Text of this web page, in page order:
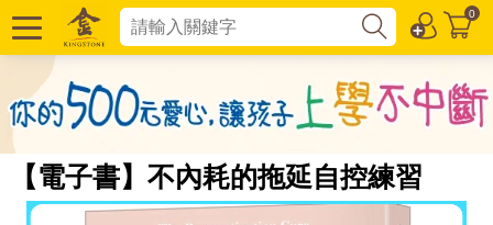
0
【電子書】不內耗的拖延自控練習